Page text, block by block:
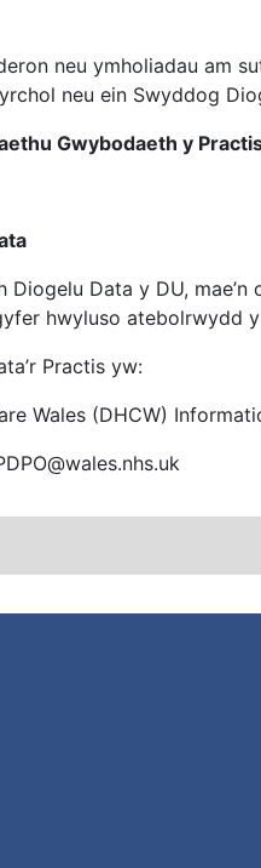
neu ymholiadau am
neu ein Swyddog
Gwybodaeth y
Data y DU,
hwyluso atebolrwydd
Practis yw:
Wales (DHCW)